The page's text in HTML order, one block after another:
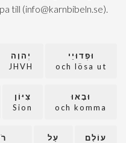
till (info@karnbibeln.se).
וּפְדוּיֵי
och lösa ut
יְהוָה
JHVH
וּבָאוּ
och komma
צִיּוֹן
Sion
עוֹלָם
עַל